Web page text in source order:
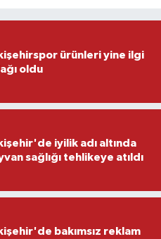
ürünleri yine ilgi
oldu
iyilik adı altında
sağlığı tehlikeye atıldı
bakımsız reklam